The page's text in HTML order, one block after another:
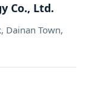
Co., Ltd.
Dainan Town,